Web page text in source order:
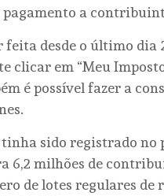
pagamento a
feita desde o último dia
clicar em “Meu
é possível fazer a
sido registrado no
6,2 milhões de
de lotes regulares de